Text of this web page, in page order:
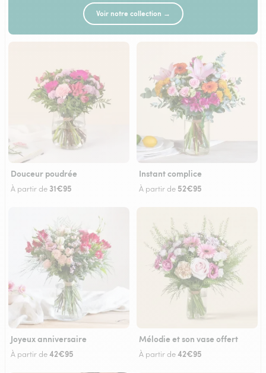
Voir notre collection →
Douceur poudrée
À partir de 31€95
Instant complice
À partir de 52€95
Joyeux anniversaire
À partir de42€95
Mélodie et son vase offert
À partir de42€95